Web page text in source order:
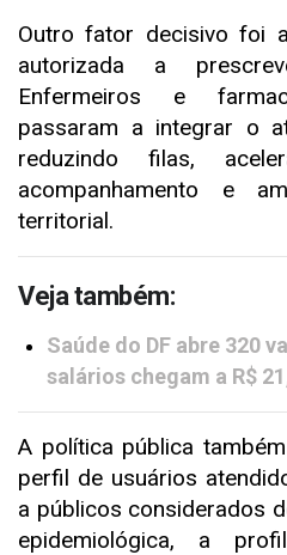
Outro fator decisivo foi
autorizada a
Enfermeiros e
passaram a integrar o
reduzindo filas,
acompanhamento e
territorial.
Veja também:
Saúde do DF abre 320
salários chegam a R$
A política pública
perfil de usuários
a públicos considerados
epidemiológica, a